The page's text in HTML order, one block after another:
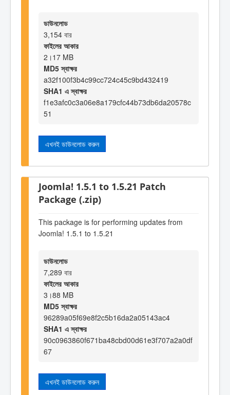
ডাউনলোড
3,154 বার
ফাইলের আকার
2।17 MB
MD5 স্বাক্ষর
a32f100f3b4c99cc724c45c9bd432419
SHA1 এ স্বাক্ষর
f1e3afc0c3a06e8a179cfc44b73db6da20578c
51
এখনই ডাউনলোড করুন
Joomla! 1.5.1 to 1.5.21 Patch
Package (.zip)
This package is for performing updates from
Joomla! 1.5.1 to 1.5.21
ডাউনলোড
7,289 বার
ফাইলের আকার
3।88 MB
MD5 স্বাক্ষর
96289a05f69e8f2c5b16da2a05143ac4
SHA1 এ স্বাক্ষর
90c0963860f671ba48cbd00d61e3f707a2a0df
67
এখনই ডাউনলোড করুন